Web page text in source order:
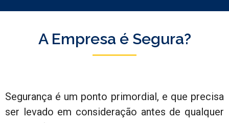
A Empresa é Segura?
Segurança é um ponto primordial, e que precisa
ser levado em consideração antes de qualquer